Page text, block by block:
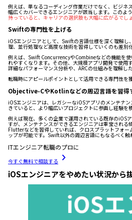
例えば、単なるコーディング作業だけでなく、ビジネ
幅広くカバーできるエンジニアが該当します。このよ
持っていると、キャリアの選択肢も大幅に広がるでし
Swiftの専門性を上げる
iOSエンジニアとして、Swiftの言語仕様を深く理解し
理、並行処理など高度な技術を習得していくのも差別
例えば、Swift ConcurrencyやCombineなどの機能を
れやすくなります。その他、大規模アプリ開発で使
詳細なパフォーマンス分析や、ARCの仕組みを理解し
転職時にアピールポイントとして活用できる専門性を
Objective-CやKotlinなどの周辺言語を習得
iOSエンジニアは、レガシーなiOSアプリのメンテナ
きていると、より幅広いプロジェクトに参画し経験を
例えば現在、多くの企業で運用されている既存のiOS
すが、メンテナンスができるエンジニアは重宝される
Flutterなどを習得していれば、クロスプラットフォー
ップが可能です。Swift以外の周辺言語にもなるべく触
ITエンジニア転職のプロに
今すぐ無料で相談する
iOSエンジニアをやめたい状況から